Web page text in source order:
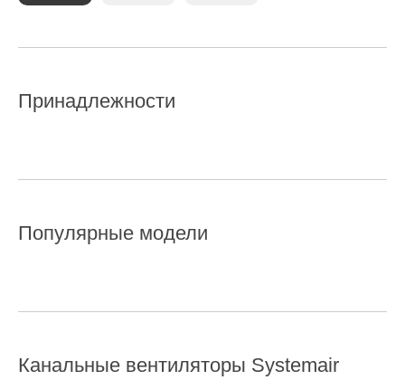
Принадлежности
Популярные модели
Канальные вентиляторы Systemair